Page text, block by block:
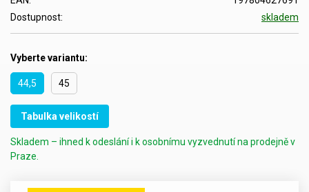
skladem
Dostupnost:
Vyberte variantu:
44,5 45
Tabulka velikostí
Skladem – ihned k odeslání i k osobnímu vyzvednutí na prodejně v
Praze.